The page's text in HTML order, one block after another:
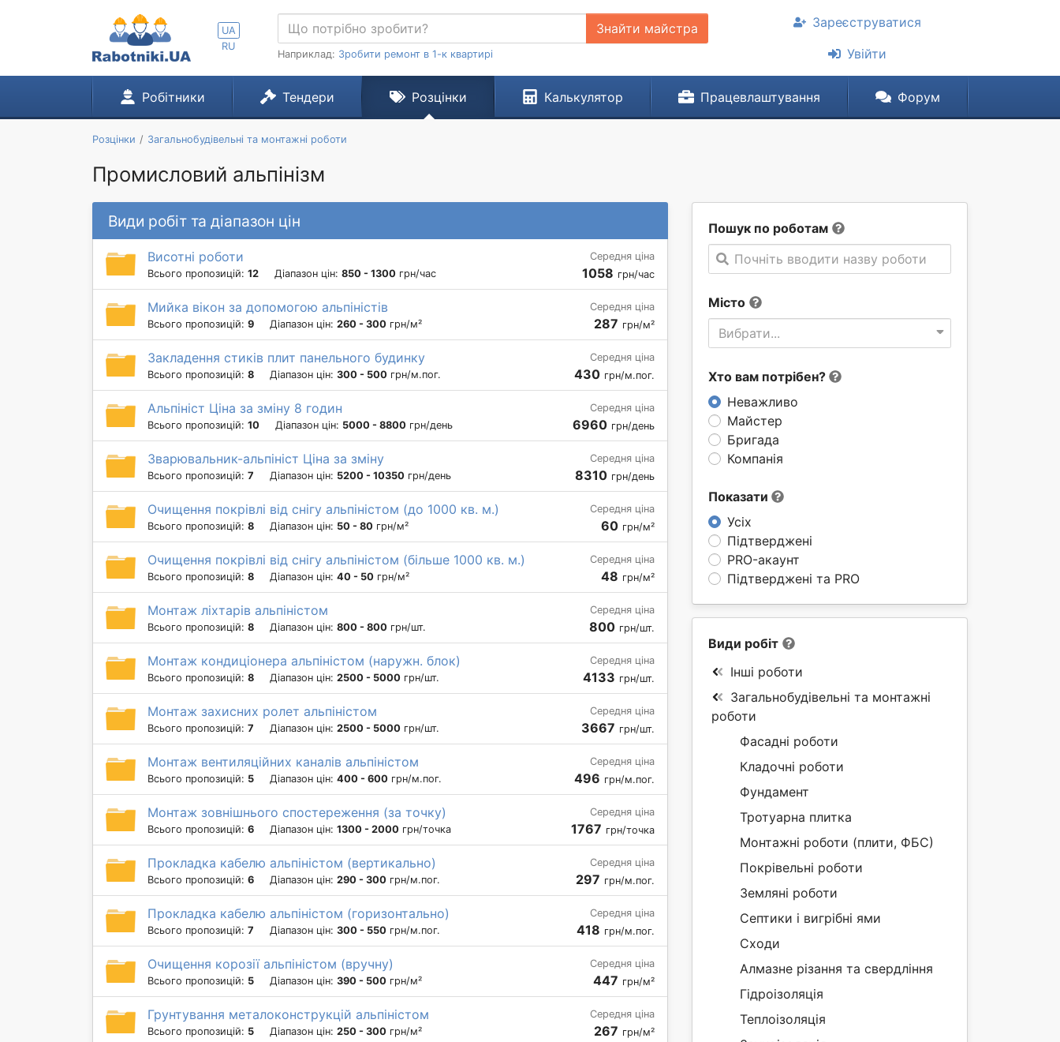
UA
RU
Знайти майстра
Наприклад: Зробити ремонт в 1-к квартирі
Зареєструватися
Увійти
Робітники Тендери Розцінки Калькулятор Працевлаштування Форум
Розцінки Загальнобудівельні та монтажні роботи
Промисловий альпінізм
Пошук по роботам
Почніть вводити назву роботи
Місто
Вибрати...
Хто вам потрібен?
Неважливо
Майстер
Бригада
Компанія
Показати
Усіх
Підтверджені
PRO-акаунт
Підтверджені та PRO
Види робіт та діапазон цін
Висотні роботи
Всього пропозицій: 12 Діапазон цін: 850 - 1300 грн/час
Середня ціна
1058 грн/час
Мийка вікон за допомогою альпіністів
Всього пропозицій: 9 Діапазон цін: 260 - 300 грн/м²
Середня ціна
287 грн/м²
Закладення стиків плит панельного будинку
Всього пропозицій: 8 Діапазон цін: 300 - 500 грн/м.пог.
Середня ціна
430 грн/м.пог.
Альпініст Ціна за зміну 8 годин
Всього пропозицій: 10 Діапазон цін: 5000 - 8800 грн/день
Середня ціна
6960 грн/день
Зварювальник-альпініст Ціна за зміну
Всього пропозицій: 7 Діапазон цін: 5200 - 10350 грн/день
Середня ціна
8310 грн/день
Очищення покрівлі від снігу альпіністом (до 1000 кв. м.)
Всього пропозицій: 8 Діапазон цін: 50 - 80 грн/м²
Середня ціна
60 грн/м²
Очищення покрівлі від снігу альпіністом (більше 1000 кв. м.)
Всього пропозицій: 8 Діапазон цін: 40 - 50 грн/м²
Середня ціна
48 грн/м²
Монтаж ліхтарів альпіністом
Всього пропозицій: 8 Діапазон цін: 800 - 800 грн/шт.
Середня ціна
800 грн/шт.
Монтаж кондиціонера альпіністом (наружн. блок)
Всього пропозицій: 8 Діапазон цін: 2500 - 5000 грн/шт.
Середня ціна
4133 грн/шт.
Монтаж захисних ролет альпіністом
Всього пропозицій: 7 Діапазон цін: 2500 - 5000 грн/шт.
Середня ціна
3667 грн/шт.
Монтаж вентиляційних каналів альпіністом
Всього пропозицій: 5 Діапазон цін: 400 - 600 грн/м.пог.
Середня ціна
496 грн/м.пог.
Монтаж зовнішнього спостереження (за точку)
Всього пропозицій: 6 Діапазон цін: 1300 - 2000 грн/точка
Середня ціна
1767 грн/точка
Прокладка кабелю альпіністом (вертикально)
Всього пропозицій: 6 Діапазон цін: 290 - 300 грн/м.пог.
Середня ціна
297 грн/м.пог.
Прокладка кабелю альпіністом (горизонтально)
Всього пропозицій: 7 Діапазон цін: 300 - 550 грн/м.пог.
Середня ціна
418 грн/м.пог.
Очищення корозії альпіністом (вручну)
Всього пропозицій: 5 Діапазон цін: 390 - 500 грн/м²
Середня ціна
447 грн/м²
Грунтування металоконструкцій альпіністом
Всього пропозицій: 5 Діапазон цін: 250 - 300 грн/м²
Середня ціна
267 грн/м²
Види робіт
Інші роботи
Загальнобудівельні та монтажні
роботи
Фасадні роботи
Кладочні роботи
Фундамент
Тротуарна плитка
Монтажні роботи (плити, ФБС)
Покрівельні роботи
Земляні роботи
Септики і вигрібні ями
Сходи
Алмазне різання та свердління
Гідроізоляція
Теплоізоляція